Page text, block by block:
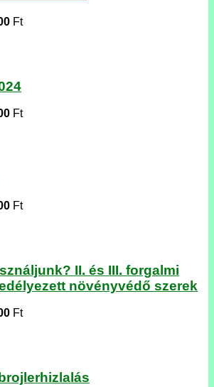
Ft
Ft
Ft
II. és III. forgalmi
növényvédő szerek
Ft